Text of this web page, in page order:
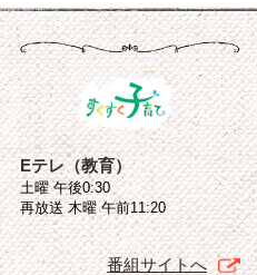
Eテレ（教育）
土曜 午後0:30
再放送 木曜 午前11:20
番組サイトへ